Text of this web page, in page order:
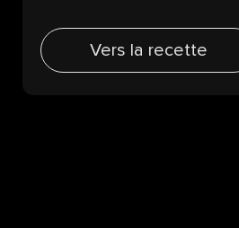
Vers la recette